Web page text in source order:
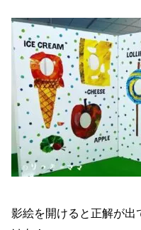
影絵を開けると正解が出